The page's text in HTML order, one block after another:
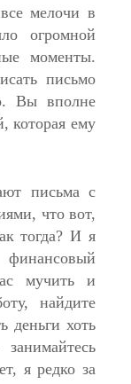
мелочи в
огромной
моменты.
письмо
Вы вполне
которая ему
письма с
что вот,
тогда? И я
мучить и
найдите
деньги хоть
я редко за